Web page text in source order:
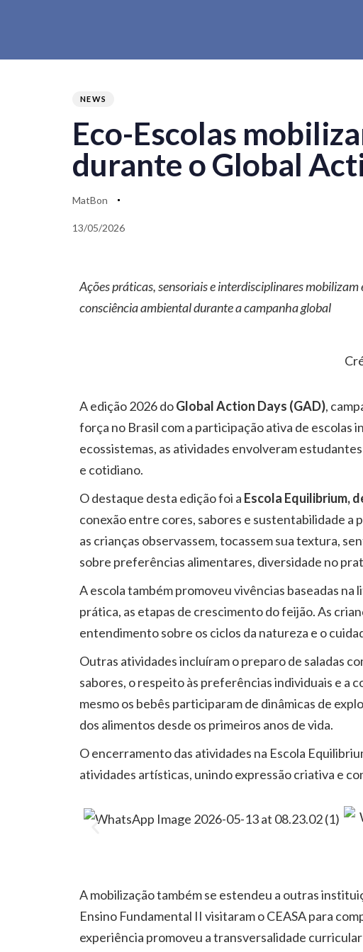
NEWS
Eco-Escolas
durante o Global
MatBon
13/05/2026
Ações práticas, sensoriais e interdisciplinares
consciência ambiental durante a campanha global
A edição 2026 doGlobal Action Days (GAD),
força no Brasil com a participação ativa de escolas
ecossistemas, as atividades envolveram
e cotidiano.
O destaque desta edição foi a Escola Equilibrium,
conexão entre cores, sabores e sustentabilidade
as crianças observassem, tocassem sua textura,
sobre preferências alimentares, diversidade no
A escola também promoveu vivências baseadas
prática, as etapas de crescimento do feijão. As
entendimento sobre os ciclos da natureza e o
Outras atividades incluíram o preparo de saladas
sabores, o respeito às preferências individuais e a
mesmo os bebês participaram de dinâmicas de
dos alimentos desde os primeiros anos de vida.
O encerramento das atividades na Escola
atividades artísticas, unindo expressão criativa e
A mobilização também se estendeu a outras
Ensino Fundamental II visitaram o CEASA para
experiência promoveu a transversalidade